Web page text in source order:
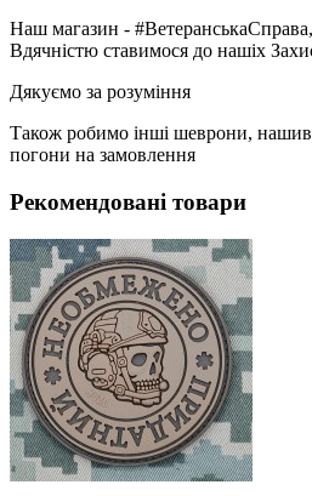
Наш магазин -
Вдячністю ставимося до нашіх
Дякуємо за розуміння
Також робимо інші шеврони,
погони на замовлення
Рекомендовані товари